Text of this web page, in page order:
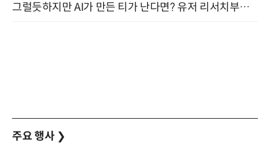
그럴듯하지만 AI가 만든 티가 난다면? 유저 리서치부터 배포까지! (9/15)
주요 행사 ❯